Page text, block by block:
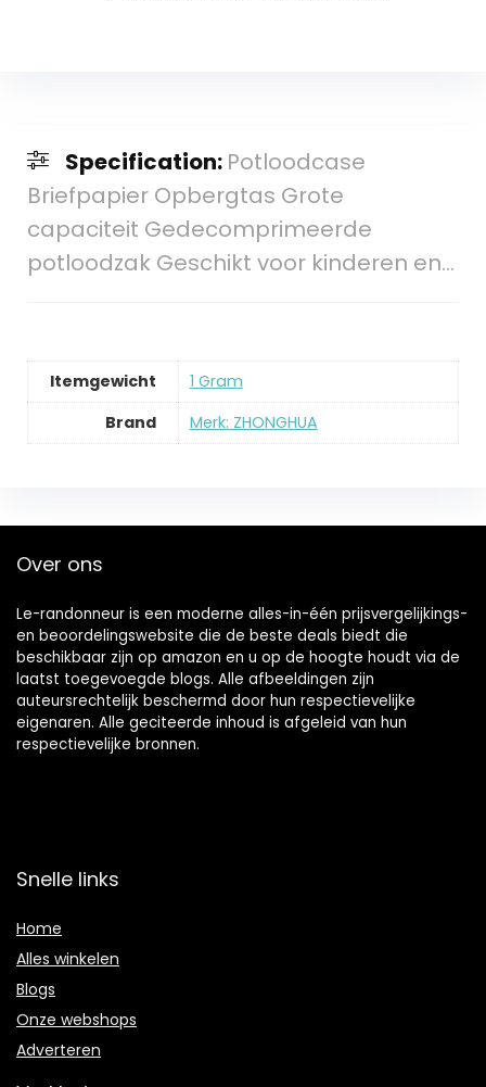
Specification: Potloodcase
Briefpapier Opbergtas Grote
capaciteit Gedecomprimeerde
potloodzak Geschikt voor kinderen en…
Itemgewicht
‎1 Gram
Brand
Merk: ZHONGHUA
Over ons
Le-randonneur is een moderne alles-in-één prijsvergelijkings-
en beoordelingswebsite die de beste deals biedt die
beschikbaar zijn op amazon en u op de hoogte houdt via de
laatst toegevoegde blogs. Alle afbeeldingen zijn
auteursrechtelijk beschermd door hun respectievelijke
eigenaren. Alle geciteerde inhoud is afgeleid van hun
respectievelijke bronnen.
Snelle links
Home
Alles winkelen
Blogs
Onze webshops
Adverteren